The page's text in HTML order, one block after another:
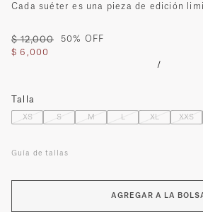
Cada suéter es una pieza de edición
$ 12,000
50% OFF
$ 6,000
/
Talla
XS S M XL XXS
Guía de tallas
AGREGAR A LA